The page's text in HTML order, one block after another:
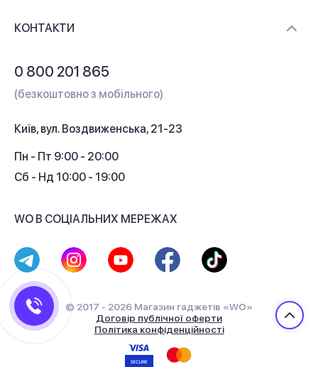
Контакти
Кешбек
КОНТАКТИ
0 800 201 865
(безкоштовно з мобільного)
Київ, вул. Воздвиженська, 21-23
Пн - Пт 9:00 - 20:00
Сб - Нд 10:00 - 19:00
WO В СОЦІАЛЬНИХ МЕРЕЖАХ
© 2017 - 2026 Магазин гаджетів «WO»
Договір публічної оферти
Політика конфіденційності